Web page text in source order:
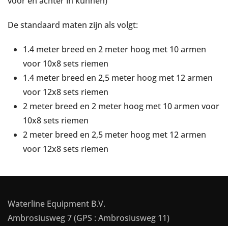
De standaard maten zijn als volgt:
1.4 meter breed en 2 meter hoog met 10 armen
voor 10x8 sets riemen
1.4 meter breed en 2,5 meter hoog met 12 armen
voor 12x8 sets riemen
2 meter breed en 2 meter hoog met 10 armen voor
10x8 sets riemen
2 meter breed en 2,5 meter hoog met 12 armen
voor 12x8 sets riemen
Waterline Equipment B.V.
Ambrosiusweg 7 (GPS : Ambrosiusweg 11)